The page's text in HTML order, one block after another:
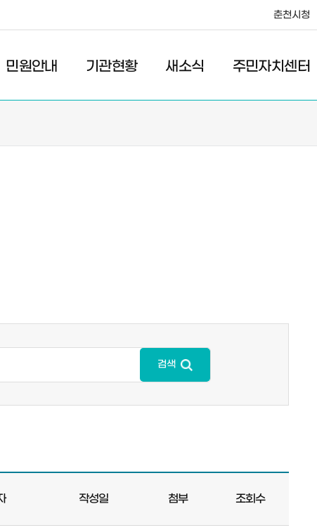
춘천시청
민원안내 기관현황 새소식 주민자치센터
검색
작성일 첨부 조회수